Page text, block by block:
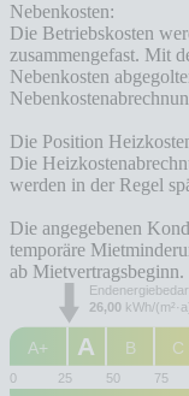
Nebenkosten:
Die Betriebskosten
zusammengefast. Mit
Nebenkosten
Die Position
Die
werden in der Regel
Die angegebenen
temporäre
ab Mietvertragsbeginn.
0 25 50 75
C
B
A+ A
26,00kWh/